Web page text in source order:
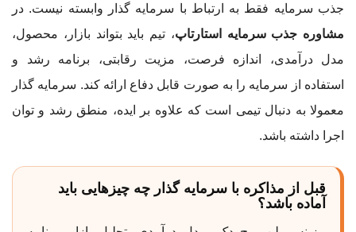
جذب سرمایه فقط به ارتباط با سرمایه گذار وابسته نیست. در
مشاوره جذب سرمایه استارتاپ، تیم باید بتواند بازار، محصول،
مدل درآمدی، اندازه فرصت، مزیت رقابتی، برنامه رشد و
استفاده از سرمایه را به صورت قابل دفاع ارائه کند. سرمایه گذار
معمولا به دنبال تیمی است که علاوه بر ایده، منطق رشد و توان
اجرا داشته باشد.
قبل از مذاکره با سرمایه گذار چه چیزهایی باید
آماده باشد؟